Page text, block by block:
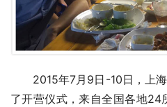
2015年7月9日-10日，上
了开营仪式，来自全国各地24